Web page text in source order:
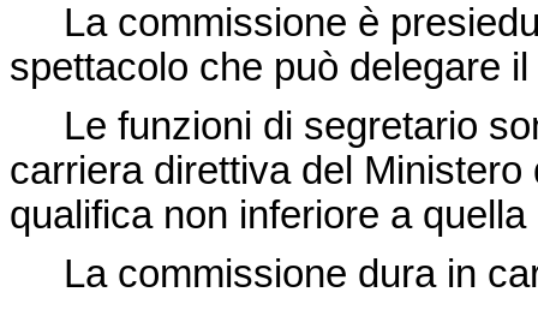
La commissione è
spettacolo che può delegare
Le funzioni di segretario
carriera direttiva del
qualifica non inferiore a
La commissione dura in